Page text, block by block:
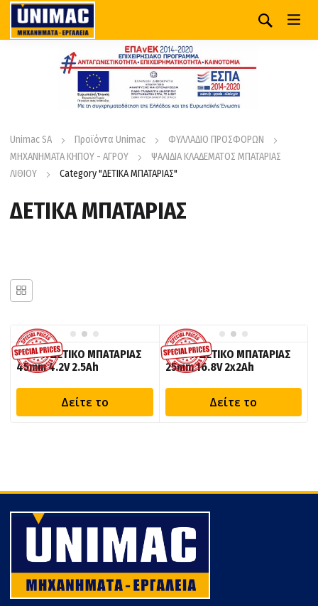
Unimac SA Προϊόντα Unimac
ΦΥΛΛΑΔΙΟ ΠΡΟΣΦΟΡΩΝ
ΜΗΧΑΝΗΜΑΤΑ ΚΗΠΟΥ - ΑΓΡΟΥ
ΨΑΛΙΔΙΑ ΚΛΑΔΕΜΑΤΟΣ ΜΠΑΤΑΡΙΑΣ
ΛΙΘΙΟΥ
Category "ΔΕΤΙΚΑ ΜΠΑΤΑΡΙΑΣ"
ΔΕΤΙΚΑ ΜΠΑΤΑΡΙΑΣ
KRAFT: ΔΕΤΙΚΟ ΜΠΑΤΑΡΙΑΣ
45mm 4.2V 2.5Ah
Δείτε το
KRAFT: ΔΕΤΙΚΟ ΜΠΑΤΑΡΙΑΣ
25mm 16.8V 2x2Ah
Δείτε το